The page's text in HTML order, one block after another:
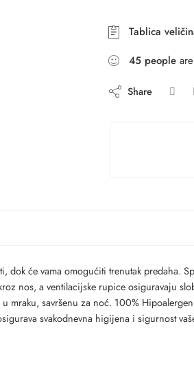
Tablica
45 people
Share
dok će vama omogućiti trenutak predaha.
nos, a ventilacijske rupice osiguravaju
savršenu za noć. 100%
svakodnevna higijena i sigurnost